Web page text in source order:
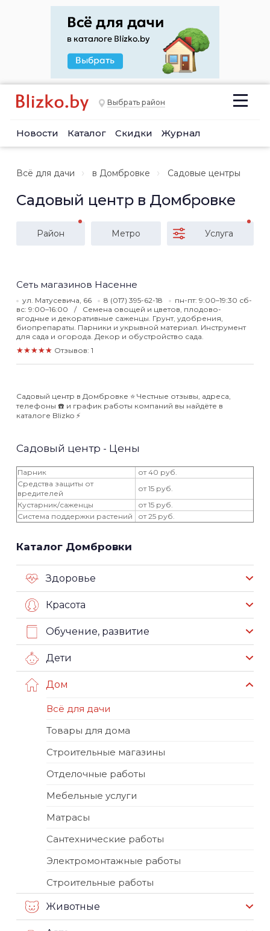
Выбрать район
Новости Каталог Скидки Журнал
Всё для дачи в Домбровке Садовые центры
Садовый центр в Домбровке
Район Метро Услуга
Сеть магазинов Насенне
ул. Матусевича, 66 8 (017) 395-62-18
пн-пт: 9:00–19:30 сб-
вс: 9:00–16:00
Семена овощей и цветов, плодово-
ягодные и декоративные саженцы. Грунт, удобрения,
биопрепараты. Парники и укрывной материал. Инструмент
для сада и огорода. Декор и обустройство сада.
★★★★★ Отзывов: 1
Садовый центр в Домбровке ⭐️ Честные отзывы, адреса,
телефоны ☎️ и график работы компаний вы найдёте в
каталоге Blizko ⚡️
Садовый центр - Цены
Парник
от 40 руб.
Средства защиты от
вредителей
от 15 руб.
Кустарник/саженцы
от 15 руб.
Система поддержки растений
от 25 руб.
Каталог Домбровки
Здоровье
Красота
Обучение, развитие
Дети
Дом
Всё для дачи
Товары для дома
Строительные магазины
Отделочные работы
Мебельные услуги
Матрасы
Сантехнические работы
Электромонтажные работы
Строительные работы
Животные